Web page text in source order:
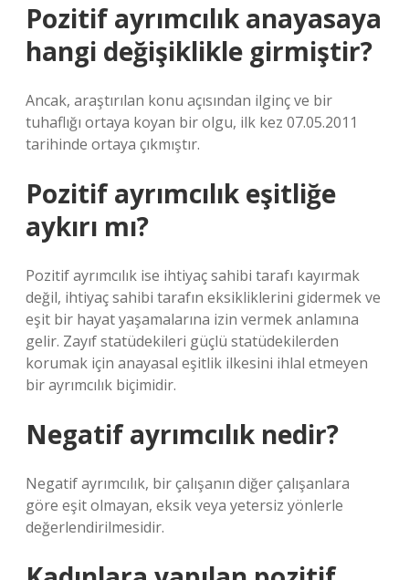
Pozitif ayrımcılık anayasaya
hangi değişiklikle girmiştir?
Ancak, araştırılan konu açısından ilginç ve bir
tuhaflığı ortaya koyan bir olgu, ilk kez 07.05.2011
tarihinde ortaya çıkmıştır.
Pozitif ayrımcılık eşitliğe
aykırı mı?
Pozitif ayrımcılık ise ihtiyaç sahibi tarafı kayırmak
değil, ihtiyaç sahibi tarafın eksikliklerini gidermek ve
eşit bir hayat yaşamalarına izin vermek anlamına
gelir. Zayıf statüdekileri güçlü statüdekilerden
korumak için anayasal eşitlik ilkesini ihlal etmeyen
bir ayrımcılık biçimidir.
Negatif ayrımcılık nedir?
Negatif ayrımcılık, bir çalışanın diğer çalışanlara
göre eşit olmayan, eksik veya yetersiz yönlerle
değerlendirilmesidir.